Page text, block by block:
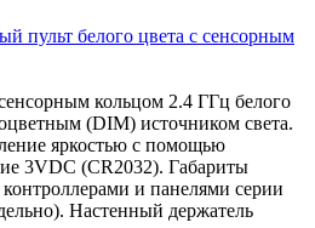
пульт белого цвета с сенсорным
кольцом 2.4 ГГц белого
(DIM) источником света.
яркостью с помощью
3VDC (CR2032). Габариты
и панелями серии
Настенный держатель